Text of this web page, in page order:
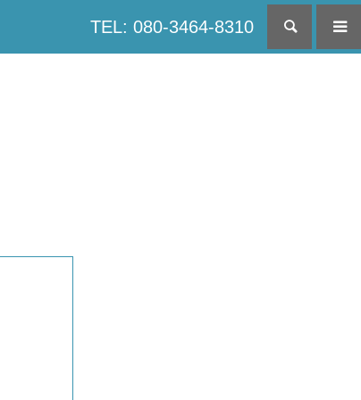
TEL: 080-3464-8310 検索